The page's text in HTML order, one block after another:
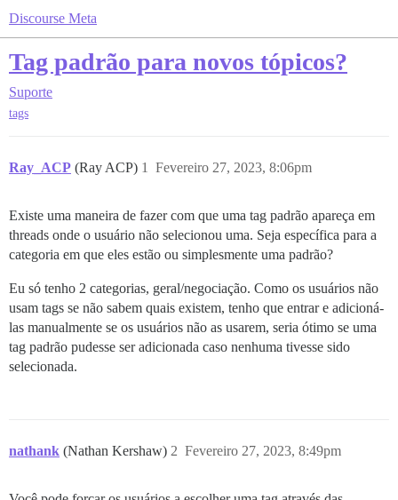
Discourse Meta
Tag padrão para novos tópicos?
Suporte
tags
Ray_ACP (Ray ACP) Fevereiro 27, 2023, 8:06pm
1
Existe uma maneira de fazer com que uma tag padrão apareça em
threads onde o usuário não selecionou uma. Seja específica para a
categoria em que eles estão ou simplesmente uma padrão?
Eu só tenho 2 categorias, geral/negociação. Como os usuários não
usam tags se não sabem quais existem, tenho que entrar e adicioná-
las manualmente se os usuários não as usarem, seria ótimo se uma
tag padrão pudesse ser adicionada caso nenhuma tivesse sido
selecionada.
nathank (Nathan Kershaw) Fevereiro 27, 2023, 8:49pm
2